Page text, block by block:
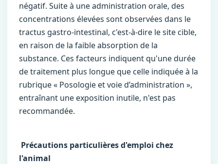
négatif. Suite à une administration orale, des
concentrations élevées sont observées dans le
tractus gastro-intestinal, c'est-à-dire le site cible,
en raison de la faible absorption de la
substance. Ces facteurs indiquent qu'une durée
de traitement plus longue que celle indiquée à la
rubrique « Posologie et voie d’administration »,
entraînant une exposition inutile, n'est pas
recommandée.
Précautions particulières d'emploi chez
l'animal